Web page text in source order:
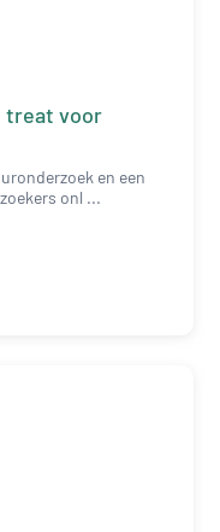
treat voor
en een
onl ...